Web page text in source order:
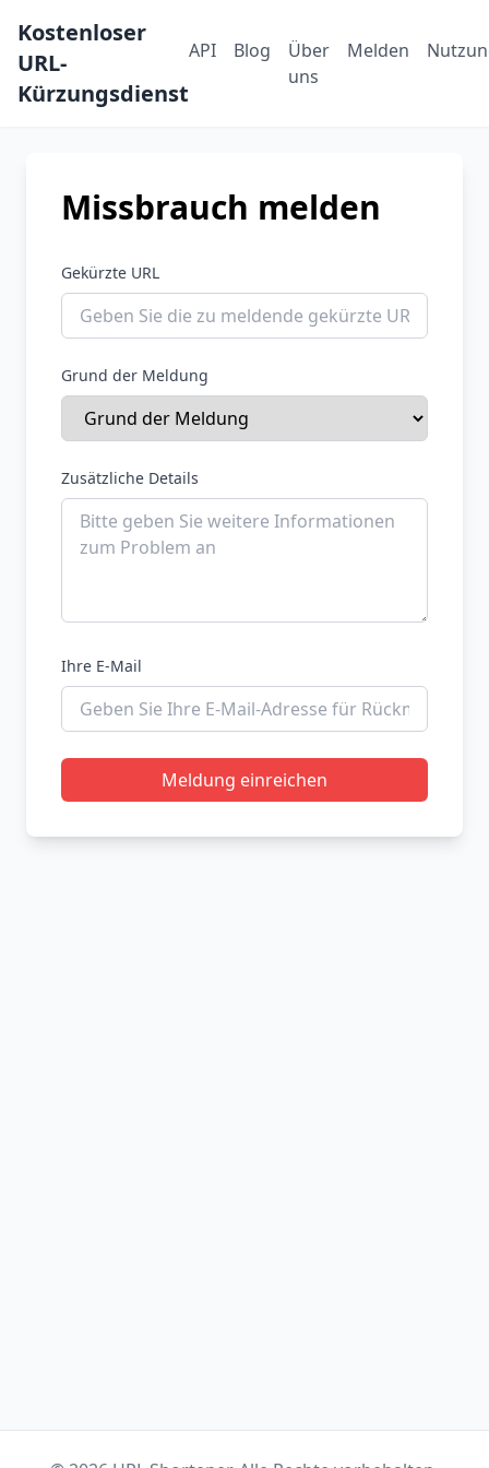
Kostenloser
URL-
Kürzungsdienst
API Blog
Über
uns
Melden
Missbrauch melden
Gekürzte URL
Grund der Meldung
Zusätzliche Details
Ihre E-Mail
Meldung einreichen